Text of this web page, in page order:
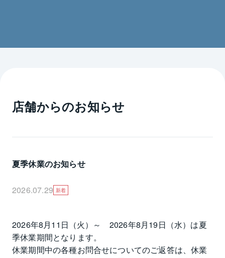
店舗からのお知らせ
夏季休業のお知らせ
2026.07.29 新着
2026年8月11日（火）～　2026年8月19日（水）は夏
季休業期間となります。
休業期間中の各種お問合せについてのご返答は、休業